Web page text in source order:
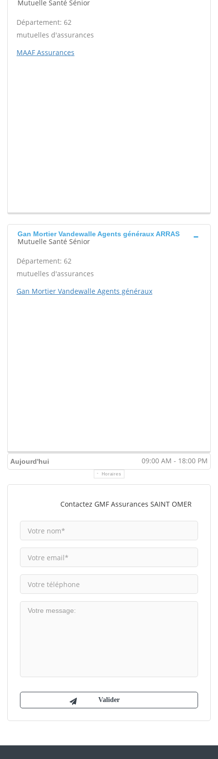
Mutuelle Santé Sénior
Département: 62
mutuelles d'assurances
MAAF Assurances
Gan Mortier Vandewalle Agents généraux ARRAS
Mutuelle Santé Sénior
Département: 62
mutuelles d'assurances
Gan Mortier Vandewalle Agents généraux
Aujourd'hui 09:00 AM - 18:00 PM
Horaires
Contactez GMF Assurances SAINT OMER